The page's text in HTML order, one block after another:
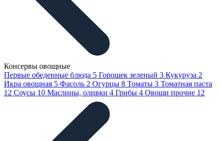
Консервы овощные
Первые обеденные блюда 5 Горошек зеленый 3 Кукуруза 2
Икра овощная 5 Фасоль 2 Огурцы 8 Томаты 3 Томатная паста
12 Соусы 10 Маслины, оливки 4 Грибы 4 Овощи прочие 12